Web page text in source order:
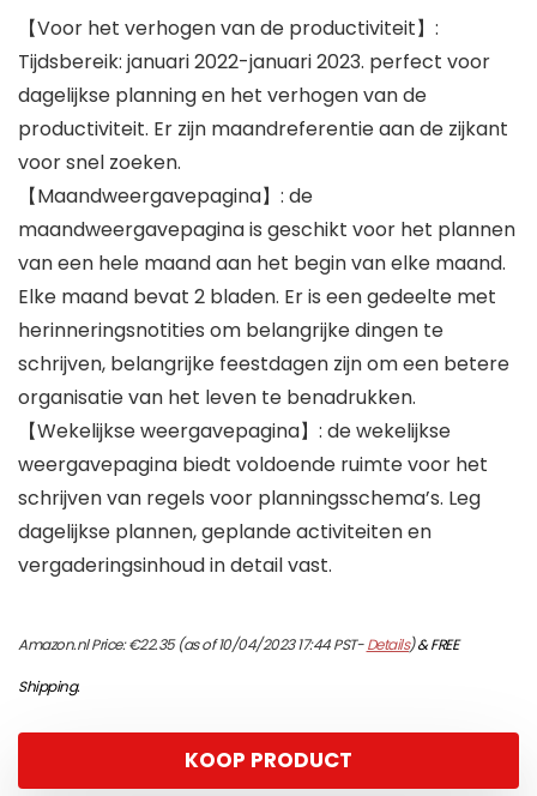
【Voor het verhogen van de productiviteit】:
Tijdsbereik: januari 2022-januari 2023. perfect voor
dagelijkse planning en het verhogen van de
productiviteit. Er zijn maandreferentie aan de zijkant
voor snel zoeken.
【Maandweergavepagina】: de
maandweergavepagina is geschikt voor het plannen
van een hele maand aan het begin van elke maand.
Elke maand bevat 2 bladen. Er is een gedeelte met
herinneringsnotities om belangrijke dingen te
schrijven, belangrijke feestdagen zijn om een ​​betere
organisatie van het leven te benadrukken.
【Wekelijkse weergavepagina】: de wekelijkse
weergavepagina biedt voldoende ruimte voor het
schrijven van regels voor planningsschema’s. Leg
dagelijkse plannen, geplande activiteiten en
vergaderingsinhoud in detail vast.
Amazon.nl Price:€22.35(as of 10/04/2023 17:44 PST-Details)&FREE
Shipping.
KOOP PRODUCT